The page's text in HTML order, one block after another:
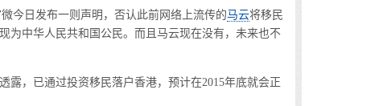
今日发布一则声明，否认此前网络上流传的马云将移民
为中华人民共和国公民。而且马云现在没有，未来也不
，已通过投资移民落户香港，预计在2015年底就会正